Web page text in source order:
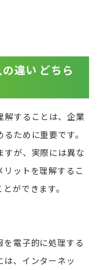
違い どちら
解することは、企業
ために重要です。
すが、実際には異な
ットを理解するこ
ができます。
を電子的に処理する
、インターネッ